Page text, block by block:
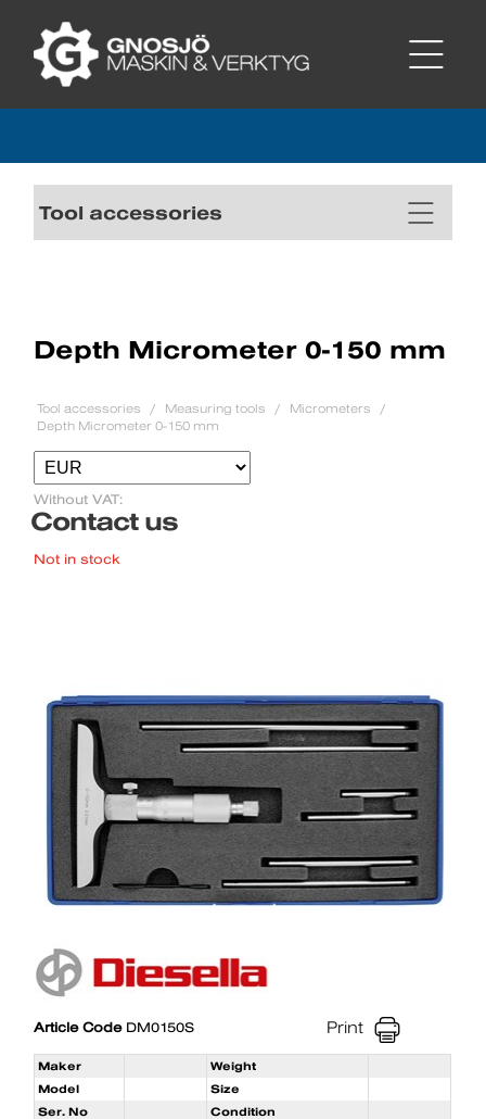
Tool accessories
Depth Micrometer 0-150 mm
Tool accessories Measuring tools
Micrometers
Depth Micrometer 0-150 mm
Without VAT:
Contact us
Not in stock
Article CodeDM0150S Print
Maker
Weight
Model
Size
Ser. No
Condition